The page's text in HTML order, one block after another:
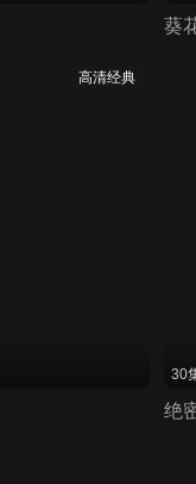
葵
高清经典
30
绝